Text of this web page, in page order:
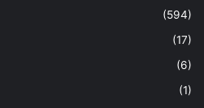
(594)
(17)
(6)
(1)